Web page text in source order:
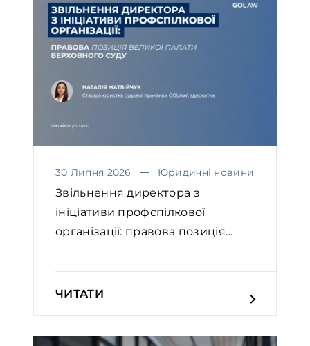
30 Липня 2026 Юридичні новини
Звільнення директора з
ініціативи профспілкової
організації: правова позиція
ЧИТАТИ